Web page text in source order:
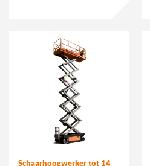
Schaarhoogwerker tot 14